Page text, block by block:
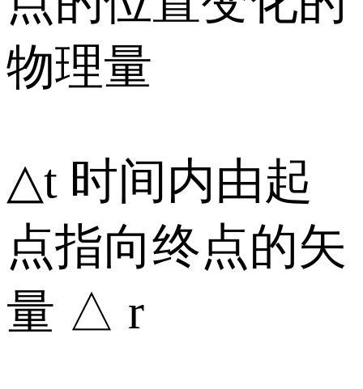
物理量
△t 时间内由起
点指向终点的矢
量 △ r